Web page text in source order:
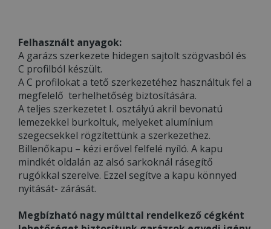
Felhasznált anyagok:
A garázs szerkezete hidegen sajtolt szögvasból és
C profilból készült.
A C profilokat a tető szerkezetéhez használtuk fel a
megfelelő terhelhetőség biztosítására.
A teljes szerkezetet I. osztályú akril bevonatú
lemezekkel burkoltuk, melyeket alumínium
szegecsekkel rögzítettünk a szerkezethez.
Billenőkapu – kézi erővel felfelé nyíló. A kapu
mindkét oldalán az alsó sarkoknál rásegítő
rugókkal szerelve. Ezzel segítve a kapu könnyed
nyitását- zárását.
Megbízható nagy múlttal rendelkező cégként